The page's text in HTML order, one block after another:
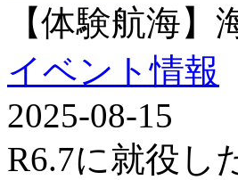
【体験航海
イベント情報
2025-08-15
R6.7に就役し